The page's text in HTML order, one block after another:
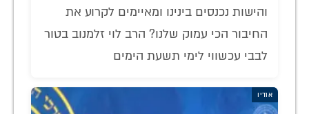
והישות נכנסים בינינו ומאיימים לקרוע את
החיבור הכי עמוק שלנו? הרב לוי זלמנוב בטור
לבבי עכשווי לימי תשעת הימים
אודיו